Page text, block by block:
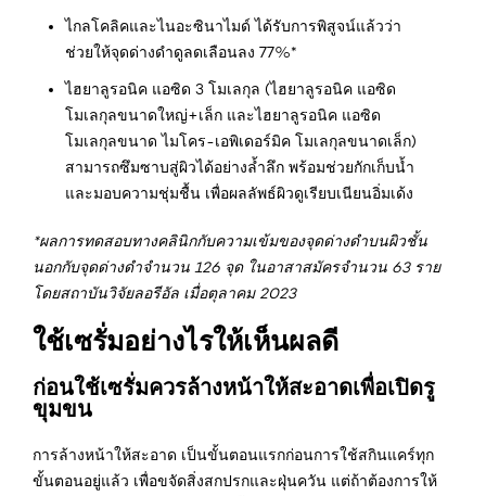
ไกลโคลิคและไนอะซินาไมด์ ได้รับการพิสูจน์แล้วว่า
ช่วยให้จุดด่างดำดูลดเลือนลง 77%*
ไฮยาลูรอนิค แอซิด 3 โมเลกุล (ไฮยาลูรอนิค แอซิด
โมเลกุลขนาดใหญ่+เล็ก และไฮยาลูรอนิค แอซิด
โมเลกุลขนาด ไมโคร-เอพิเดอร์มิค โมเลกุลขนาดเล็ก)
สามารถซึมซาบสู่ผิวได้อย่างล้ำลึก พร้อมช่วยกักเก็บน้ำ
และมอบความชุ่มชื้น เพื่อผลลัพธ์ผิวดูเรียบเนียนอิ่มเด้ง
*ผลการทดสอบทางคลินิกกับความเข้มของจุดด่างดำบนผิวชั้น
นอกกับจุดด่างดำจำนวน 126 จุด ในอาสาสมัครจำนวน 63 ราย
โดยสถาบันวิจัยลอรีอัล เมื่อตุลาคม 2023
ใช้เซรั่มอย่างไรให้เห็นผลดี
ก่อนใช้เซรั่มควรล้างหน้าให้สะอาดเพื่อเปิดรู
ขุมขน
การล้างหน้าให้สะอาด เป็นขั้นตอนแรกก่อนการใช้สกินแคร์ทุก
ขั้นตอนอยู่แล้ว เพื่อขจัดสิ่งสกปรกและฝุ่นควัน แต่ถ้าต้องการให้